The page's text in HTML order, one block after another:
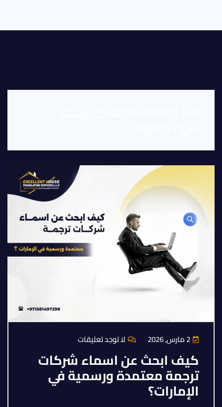
لا توجد تعليقات
كيف ابحث عن اسماء شركات
ترجمة معتمدة ورسمية في
الإمارات؟